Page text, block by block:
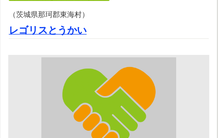
（茨城県那珂郡東海村）
レゴリスとうかい